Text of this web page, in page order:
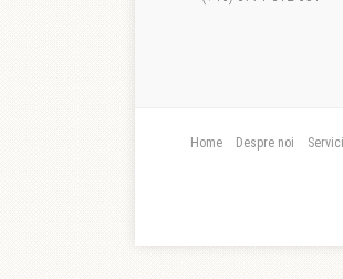
Home Despre noi